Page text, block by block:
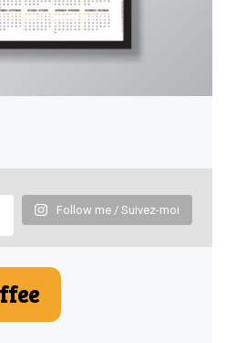
Follow me / Suivez-moi